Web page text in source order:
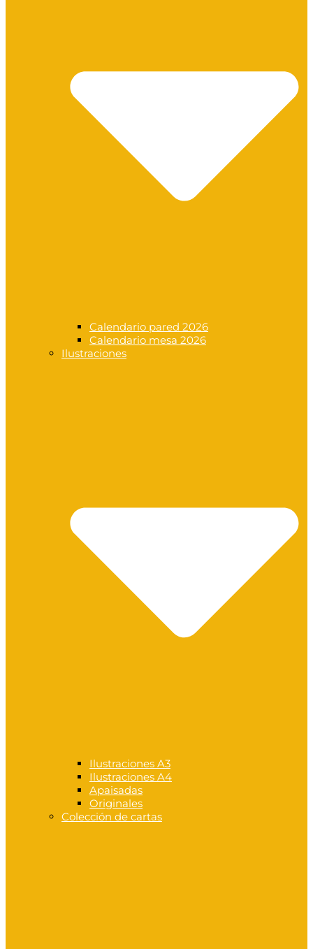
Calendario pared 2026
Calendario mesa 2026
Ilustraciones
Ilustraciones A3
Ilustraciones A4
Apaisadas
Originales
Colección de cartas